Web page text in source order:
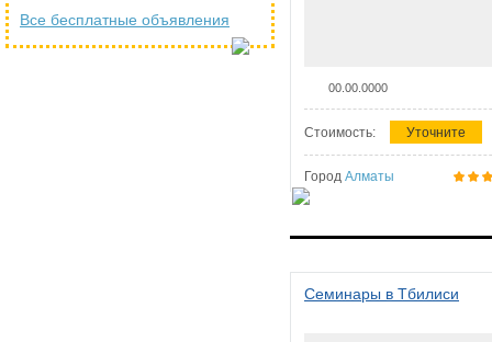
Все бесплатные объявления
00.00.0000
Стоимость: Уточните
Город Алматы
Семинары в Тбилиси